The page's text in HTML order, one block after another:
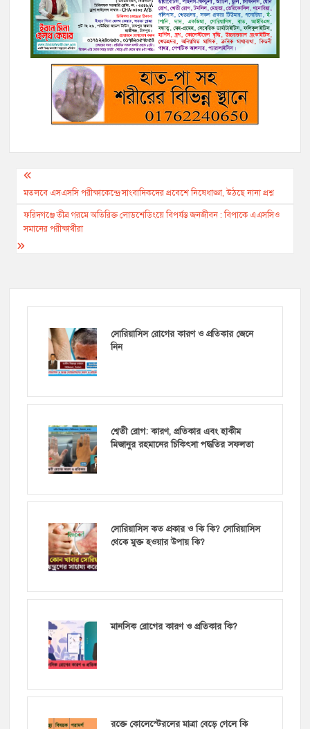
o
o
k
e
r
i
n
k
n
g
e
r
a
m
A
p
p
Post
navigation
মতলবে এসএসসি পরীক্ষাকেন্দ্রে সাংবাদিকদের প্রবেশে নিষেধাজ্ঞা, উঠছে নানা প্রশ্ন
ফরিদগঞ্জে তীব্র গরমে অতিরিক্ত লোডশেডিংয়ে বিপর্যস্ত জনজীবন : বিপাকে এএসসিও
সমানের পরীক্ষার্থীরা
সোরিয়াসিস রোগের কারণ ও প্রতিকার জেনে
নিন
শ্বেতী রোগ: কারণ, প্রতিকার এবং হাকীম
মিজানুর রহমানের চিকিৎসা পদ্ধতির সফলতা
সোরিয়াসিস কত প্রকার ও কি কি? সোরিয়াসিস
থেকে মুক্ত হওয়ার উপায় কি?
মানসিক রোগের কারণ ও প্রতিকার কি?
রক্তে কোলেস্টেরলের মাত্রা বেড়ে গেলে কি